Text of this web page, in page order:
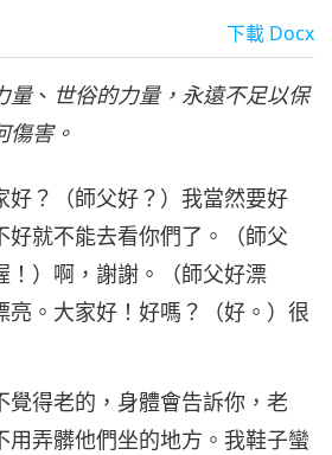
2021-05-24 6795次觀看
2021-05-25 6622次觀看
下載 Docx
量、 世俗的力量，永遠不足以保
傷害。
好？（師父好？）我當然要好
好就不能去看你們了。（師父
！）啊，謝謝。（師父好漂
亮。大家好！好嗎？（好。）很
覺得老的，身體會告訴你，老
用弄髒他們坐的地方。我鞋子蠻